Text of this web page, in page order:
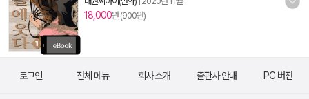
18,000원 (900원)
로그인 전체 메뉴 회사 소개 출판사 안내 PC 버전